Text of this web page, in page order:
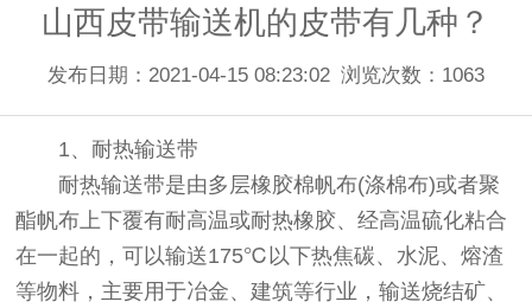
山西皮带输送机的皮带有几种？
发布日期：2021-04-15 08:23:02 浏览次数： 1063
1、耐热输送带
耐热输送带是由多层橡胶棉帆布(涤棉布)或者聚
酯帆布上下覆有耐高温或耐热橡胶、经高温硫化粘合
在一起的，可以输送175℃以下热焦碳、水泥、熔渣
等物料，主要用于冶金、建筑等行业，输送烧结矿、